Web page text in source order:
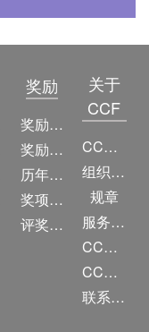
奖励
奖励动态
奖励目录
历年获奖名单
奖项推荐
评奖条例
关于
CCF
CCF简介
组织机构
规章
服务项目
CCF大事记
CCF创建60周年
联系我们